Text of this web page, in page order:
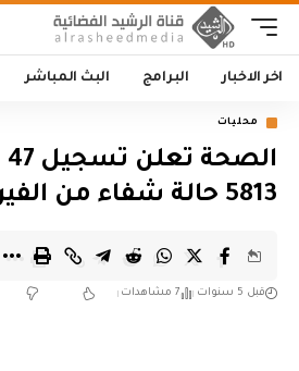
اخر الاخبار البرامج البث المباشر
محليات
5813 حالة شفاء من الفيروس
قبل 5 سنوات 7 مشاهدات